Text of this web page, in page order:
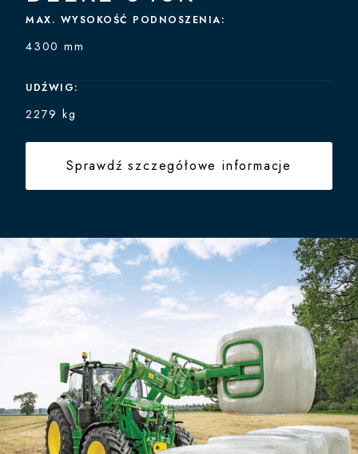
MAX. WYSOKOŚĆ PODNOSZENIA:
4300 mm
UDŹWIG:
2279 kg
Sprawdź szczegółowe informacje